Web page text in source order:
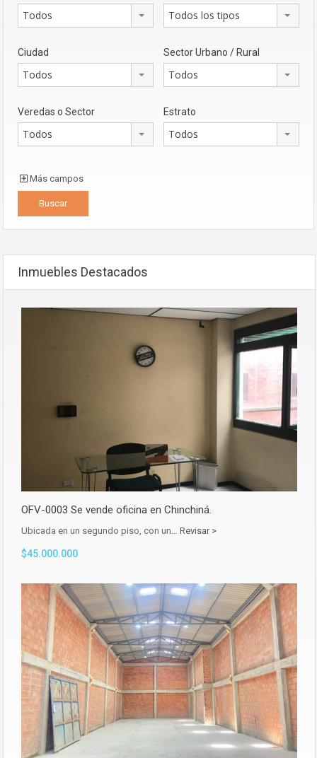
Todos Todos los tipos
Ciudad
Todos
Sector Urbano / Rural
Todos
Veredas o Sector
Todos
Estrato
Todos
Más campos
Inmuebles Destacados
OFV-0003 Se vende oficina en Chinchiná.
Ubicada en un segundo piso, con un… Revisar >
$45.000.000